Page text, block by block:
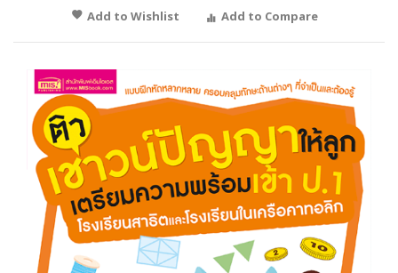
Add to Wishlist Add to Compare